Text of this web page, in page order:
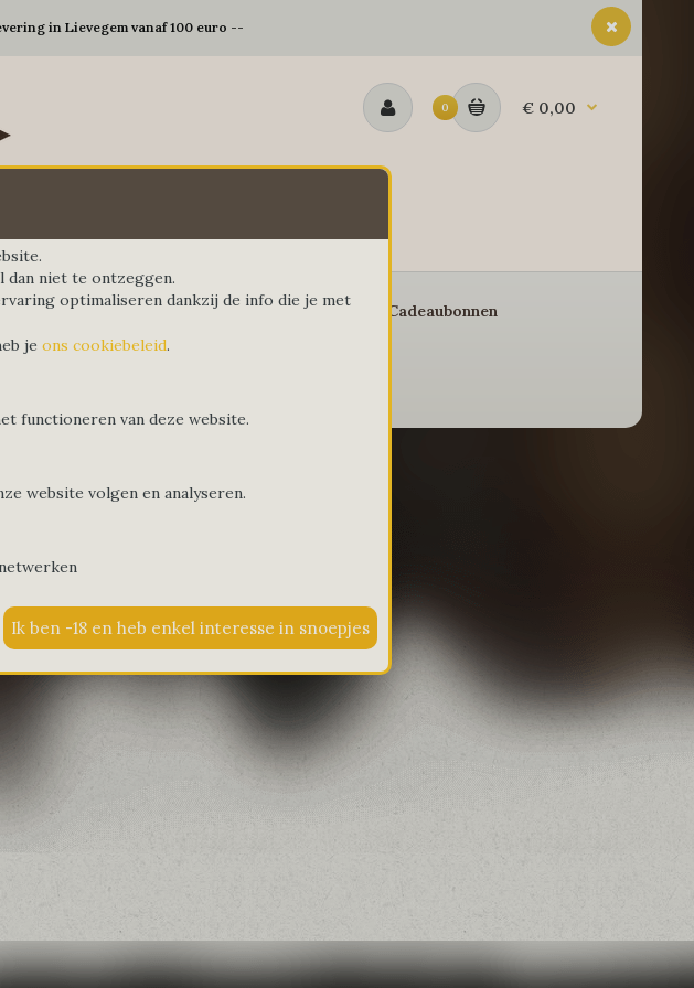
in Lievegem vanaf 100 euro --
0 € 0,00
Elektro Geschenkmanden Cadeaubonnen
dan niet te ontzeggen.
optimaliseren dankzij de info die je met
jeons cookiebeleid.
functioneren van deze website.
website volgen en analyseren.